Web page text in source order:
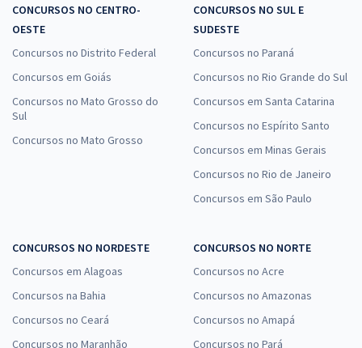
CONCURSOS NO CENTRO-
OESTE
Concursos no Distrito Federal
Concursos em Goiás
Concursos no Mato Grosso do
Sul
Concursos no Mato Grosso
CONCURSOS NO SUL E
SUDESTE
Concursos no Paraná
Concursos no Rio Grande do Sul
Concursos em Santa Catarina
Concursos no Espírito Santo
Concursos em Minas Gerais
Concursos no Rio de Janeiro
Concursos em São Paulo
CONCURSOS NO NORDESTE
Concursos em Alagoas
Concursos na Bahia
Concursos no Ceará
Concursos no Maranhão
CONCURSOS NO NORTE
Concursos no Acre
Concursos no Amazonas
Concursos no Amapá
Concursos no Pará